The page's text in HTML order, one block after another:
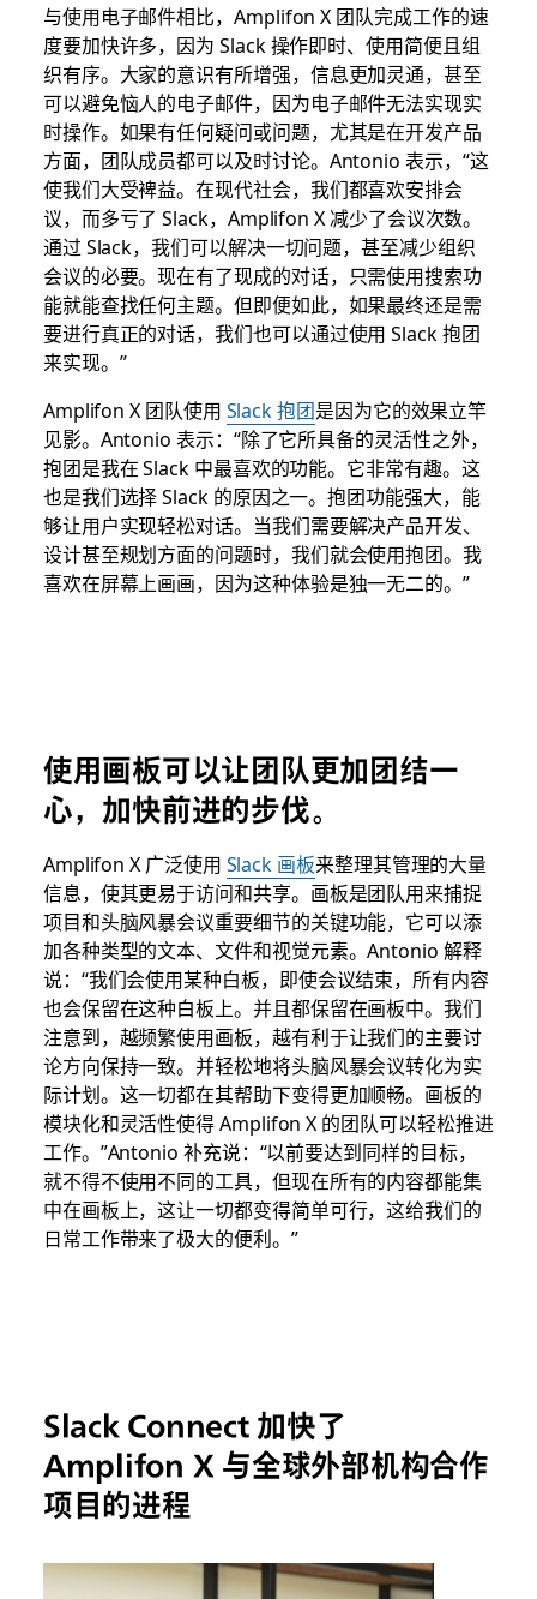
与使用电子邮件相比，Amplifon X 团队完成工作的速
度要加快许多，因为 Slack 操作即时、使用简便且组
织有序。大家的意识有所增强，信息更加灵通，甚至
可以避免恼人的电子邮件，因为电子邮件无法实现实
时操作。如果有任何疑问或问题，尤其是在开发产品
方面，团队成员都可以及时讨论。Antonio 表示，“这
使我们大受裨益。在现代社会，我们都喜欢安排会
议，而多亏了 Slack，Amplifon X 减少了会议次数。
通过 Slack，我们可以解决一切问题，甚至减少组织
会议的必要。现在有了现成的对话，只需使用搜索功
能就能查找任何主题。但即便如此，如果最终还是需
要进行真正的对话，我们也可以通过使用 Slack 抱团
来实现。”
Amplifon X 团队使用 Slack 抱团是因为它的效果立竿
见影。Antonio 表示：“除了它所具备的灵活性之外，
抱团是我在 Slack 中最喜欢的功能。它非常有趣。这
也是我们选择 Slack 的原因之一。抱团功能强大，能
够让用户实现轻松对话。当我们需要解决产品开发、
设计甚至规划方面的问题时，我们就会使用抱团。我
喜欢在屏幕上画画，因为这种体验是独一无二的。”
使用画板可以让团队更加团结一
心，加快前进的步伐。
Amplifon X 广泛使用 Slack 画板来整理其管理的大量
信息，使其更易于访问和共享。画板是团队用来捕捉
项目和头脑风暴会议重要细节的关键功能，它可以添
加各种类型的文本、文件和视觉元素。Antonio 解释
说：“我们会使用某种白板，即使会议结束，所有内容
也会保留在这种白板上。并且都保留在画板中。我们
注意到，越频繁使用画板，越有利于让我们的主要讨
论方向保持一致。并轻松地将头脑风暴会议转化为实
际计划。这一切都在其帮助下变得更加顺畅。画板的
模块化和灵活性使得 Amplifon X 的团队可以轻松推进
工作。”Antonio 补充说：“以前要达到同样的目标，
就不得不使用不同的工具，但现在所有的内容都能集
中在画板上，这让一切都变得简单可行，这给我们的
日常工作带来了极大的便利。”
Slack Connect 加快了
Amplifon X 与全球外部机构合作
项目的进程